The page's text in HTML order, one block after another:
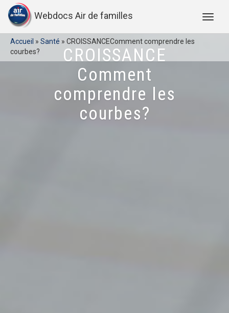
Webdocs Air de familles
Accueil » Santé » CROISSANCEComment comprendre les
courbes?
CROISSANCE
Comment
comprendre les
courbes?